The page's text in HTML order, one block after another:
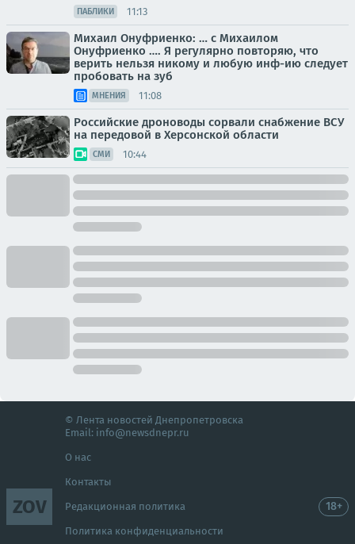
ПАБЛИКИ 11:13
Михаил Онуфриенко: … с Михаилом
Онуфриенко …. Я регулярно повторяю, что
верить нельзя никому и любую инф-ию следует
пробовать на зуб
МНЕНИЯ 11:08
Российские дроноводы сорвали снабжение ВСУ
на передовой в Херсонской области
СМИ 10:44
ZOV
© Лента новостей Днепропетровска
Email: info@newsdnepr.ru
О нас
Контакты
Редакционная политика
Политика конфиденциальности
18+